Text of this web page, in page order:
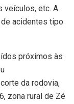
veículos, etc. A
acidentes tipo
próximos às
da rodovia,
zona rural de Zé